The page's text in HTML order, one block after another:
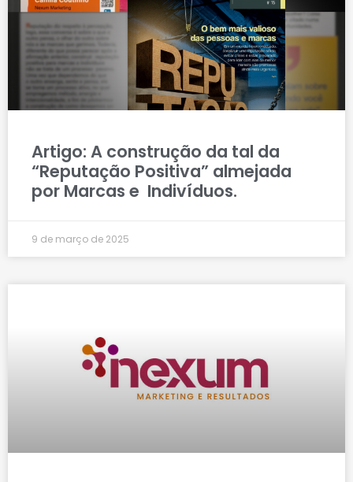
Artigo: A construção da tal da
“Reputação Positiva” almejada
por Marcas e Indivíduos.
9 de março de 2025